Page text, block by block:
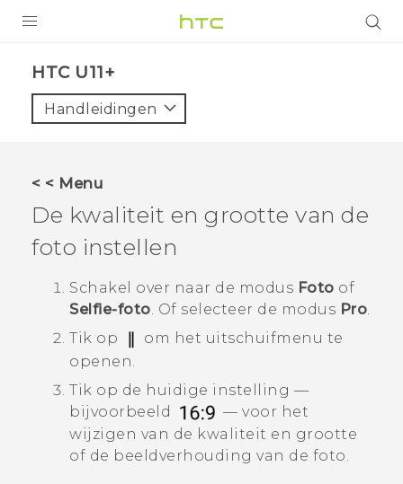
VIVE
AANBIEDINGEN
HTC Club
SUPPORT
HTC-apparaten & -accessoires
Aanmelden
HTC U11+‎
Handleidingen
< < Menu
De kwaliteit en grootte van de
foto instellen
Schakel over naar de modus Foto of
Selfie-foto. Of selecteer de modus Pro.
Tik op
om het uitschuifmenu te
openen.
Tik op de huidige instelling —
bijvoorbeeld
— voor het
wijzigen van de kwaliteit en grootte
of de beeldverhouding van de foto.